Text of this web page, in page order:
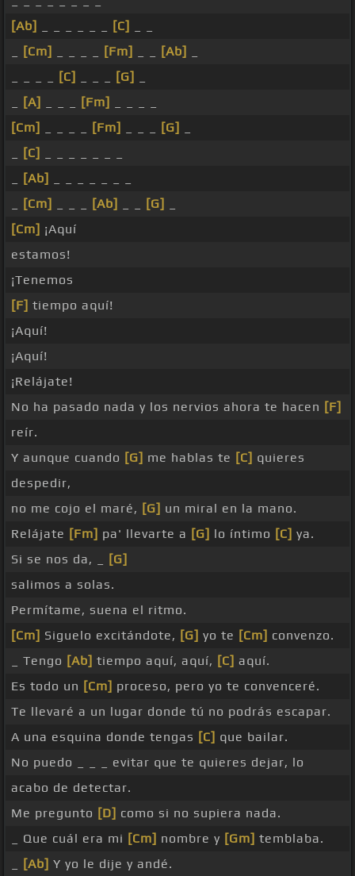
[Ab]
[C]
[Cm] [Fm] [Ab]
[C] [G]
[A] [Fm]
[Cm]
[Fm] [G]
[C]
[Ab]
[Cm] [Ab] [G]
[Cm] ¡Aquí
estamos!
¡Tenemos
[F] tiempo aquí!
¡Aquí!
¡Aquí!
¡Relájate!
No ha pasado nada y los nervios ahora te hacen [F]
reír.
Y aunque cuando [G] me hablas te [C] quieres
despedir,
no me cojo el maré, [G] un miral en la mano.
Relájate [Fm] pa' llevarte a [G] lo íntimo [C] ya.
Si se nos da, _
[G]
salimos a solas.
Permítame, suena el ritmo.
[Cm] Siguelo excitándote, [G] yo te [Cm] convenzo.
_ Tengo [Ab] tiempo aquí, aquí, [C] aquí.
Es todo un [Cm] proceso, pero yo te convenceré.
Te llevaré a un lugar donde tú no podrás escapar.
A una esquina donde tengas [C] que bailar.
No puedo _ _ _ evitar que te quieres dejar, lo
acabo de detectar.
Me pregunto [D] como si no supiera nada.
_ Que cuál era mi [Cm] nombre y [Gm] temblaba.
[Ab] Y yo le dije y andé.